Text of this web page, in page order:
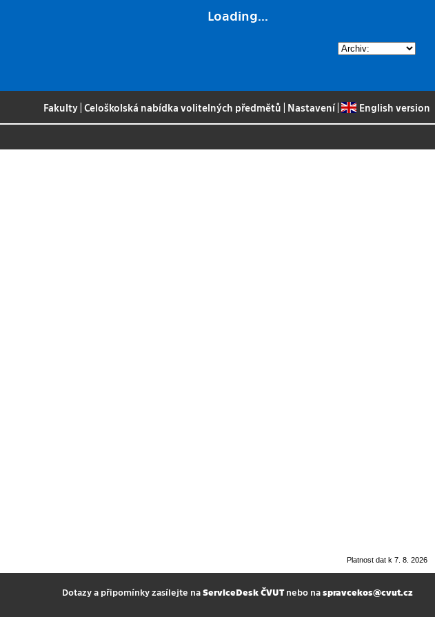
Loading...
Fakulty |Celoškolská nabídka volitelných předmětů Nastavení| English version
Platnost dat k 7. 8. 2026
Dotazy a připomínky zasílejte naServiceDesk ČVUTnebo naspravcekos@cvut.cz